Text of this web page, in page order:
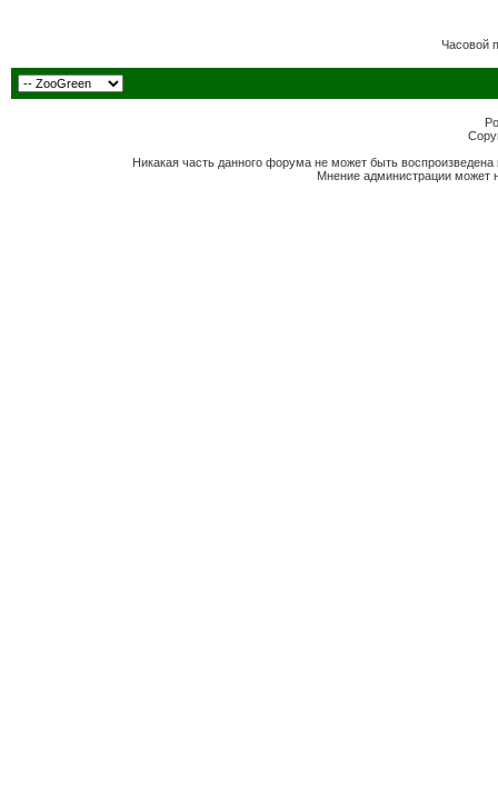
Часовой
Никакая часть данного форума не может быть
Мнение администрации может